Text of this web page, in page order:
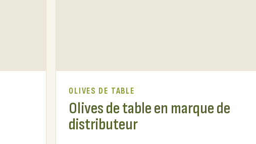
OLIVES DE TABLE
Olives de table en marque de
distributeur